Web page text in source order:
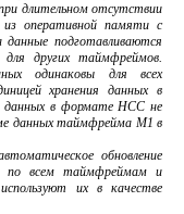
длительном отсутствии
оперативной памяти с
подготавливаются
других таймфреймов.
одинаковы для всех
хранения данных в
данных в формате HCC не
данных таймфрейма М1 в
обновление
по всем таймфреймам и
их в качестве